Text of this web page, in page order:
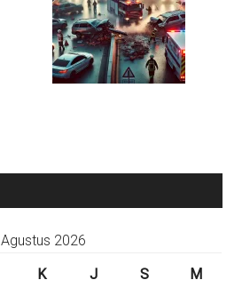
Agustus 2026
K J S M